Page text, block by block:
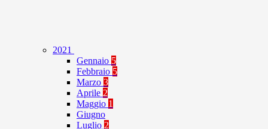
2021
Gennaio 5
Febbraio 5
Marzo 3
Aprile 2
Maggio 1
Giugno
Luglio 2